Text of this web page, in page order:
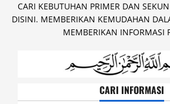
CARI KEBUTUHAN PRIMER DAN
DISINI. MEMBERIKAN KEMUDAHAN
MEMBERIKAN INFORMASI
CARI INFORMASI